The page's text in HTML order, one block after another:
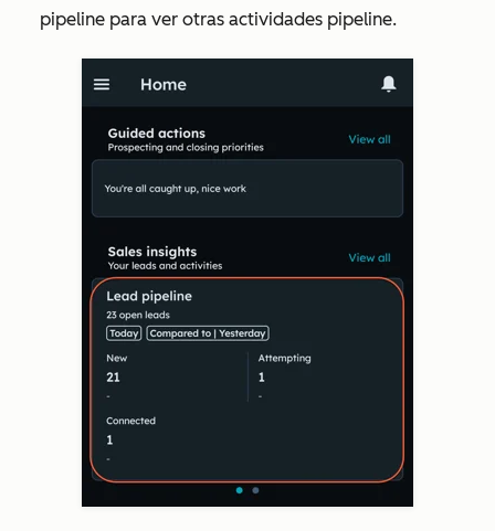
pipeline para ver otras actividades pipeline.